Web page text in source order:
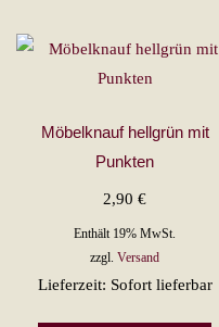
Möbelknauf hellgrün mit
Punkten
2,90€
Enthält 19% MwSt.
zzgl.Versand
Lieferzeit: Sofort lieferbar